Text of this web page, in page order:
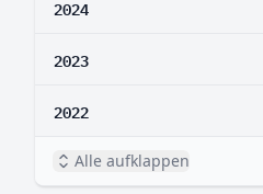
2024
2023
2022
Alle aufklappen